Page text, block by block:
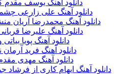
دانلود آهنگ یوسف مقدم
دانلود آهنگ علی زارعی
دانلود آهنگ محمدرضا آریان
دانلود آهنگ علیرضا
دانلود آهنگ پویا
دانلود آهنگ فرید آرمان
دانلود آهنگ مهدی
دانلود آهنگ ایهام کاری از فرشاد